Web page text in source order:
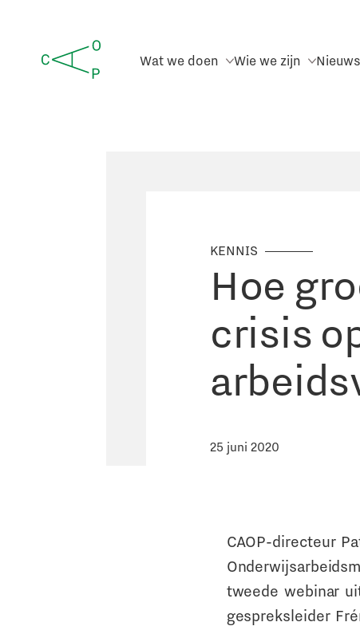
Wat we doen Wie we zijn Nieuws
KENNIS
Hoe
crisis
25 juni 2020
CAOP-directeur
tweede webinar
gespreksleider